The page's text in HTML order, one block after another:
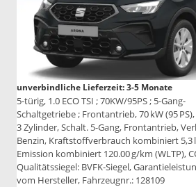
unverbindliche Lieferzeit: 3-5 Monate
5-türig, 1.0 ECO TSI ; 70KW/95PS ; 5-Gang-
Schaltgetriebe ; Frontantrieb, 70 kW (95 PS),
3 Zylinder, Schalt. 5-Gang, Frontantrieb,
Benzin, Kraftstoffverbrauch kombiniert 5,3
Emission kombiniert 120.00 g/km (WLTP),
Qualitätssiegel: BVFK-Siegel,
vom Hersteller, Fahrzeugnr.: 128109